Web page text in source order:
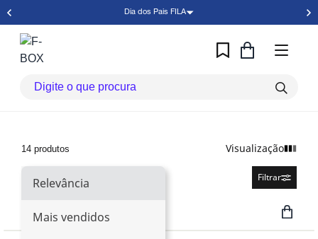
Dia dos Pais FILA
14 produtos Visualização
Relevância
Relevância
Mais vendidos
Filtrar